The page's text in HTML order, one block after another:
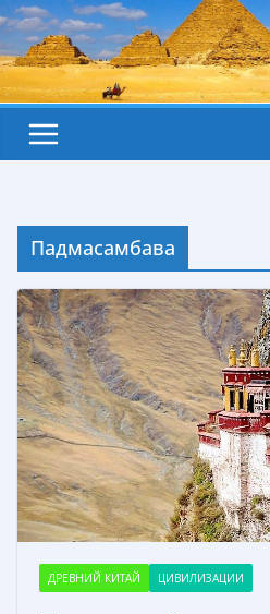
Падмасамбава
ДРЕВНИЙ КИТАЙ ЦИВИЛИЗАЦИИ